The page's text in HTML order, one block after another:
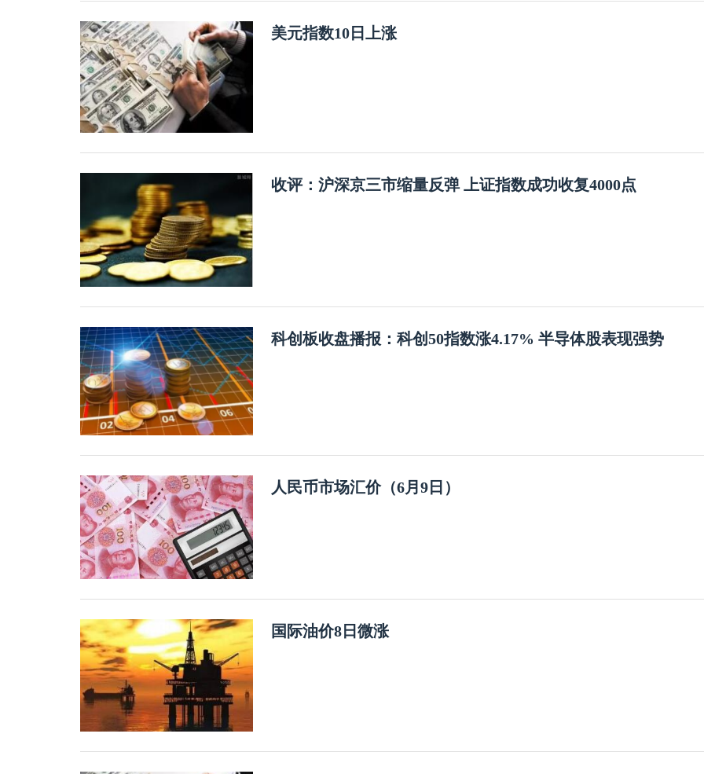
美元指数10日上涨
收评：沪深京三市缩量反弹 上证指数成功收复4000点
科创板收盘播报：科创50指数涨4.17% 半导体股表现强势
人民币市场汇价（6月9日）
国际油价8日微涨